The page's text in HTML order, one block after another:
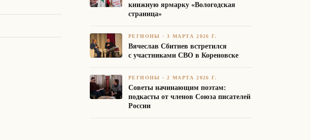
книжную ярмарку «Вологодская
страница»
РЕГИОНЫ ·3 МАРТА 2026 Г.
Вячеслав Сбитнев встретился
с участниками СВО в Кореновске
РЕГИОНЫ ·2 МАРТА 2026 Г.
Советы начинающим поэтам:
подкасты от членов Союза писателей
России